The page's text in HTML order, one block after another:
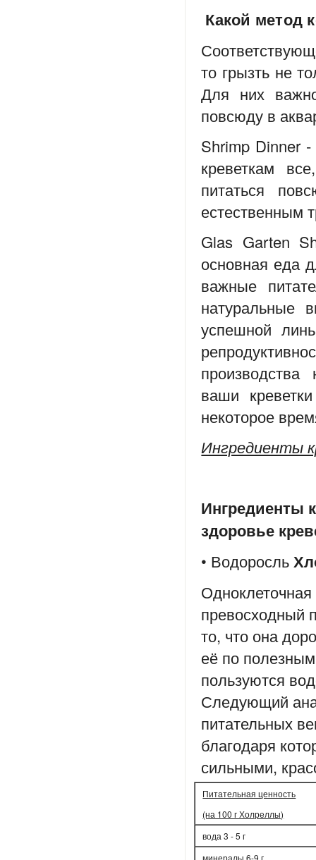
Какой метод
то грызть не
Для них
повсюду в
Shrimp Dinner -
креветкам
питаться
естественным
Glas Garten
основная еда
важные
натуральные
успешной
ваши
некоторое
Ингредиенты
Ингредиенты
здоровье
• Водоросль
превосходный
то, что она
её по
пользуются
Следующий
питательных
благодаря
сильными,
Питательная ценность
(на 100 г Холреллы)
вода 3 - 5 г
минералы 6-9 г